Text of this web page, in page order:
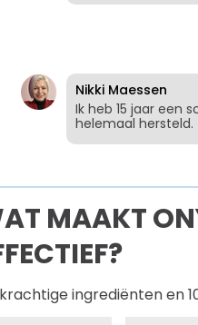
Nikki Maessen
Ik heb 15 jaar een
helemaal hersteld.
MAAKT
ingrediënten en